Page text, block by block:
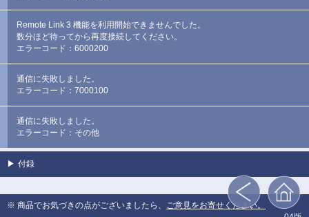
Remote Link 3 機能を利用開始できませんでした。
数分ほど待ってから再度接続してください。
エラーコード：6000200
通信に失敗しました。
エラーコード：7000100
通信に失敗しました。
エラーコード：その他
▶ 付録
※ 商品でお気づきの点がございましたら、 ご意見をお寄せください。